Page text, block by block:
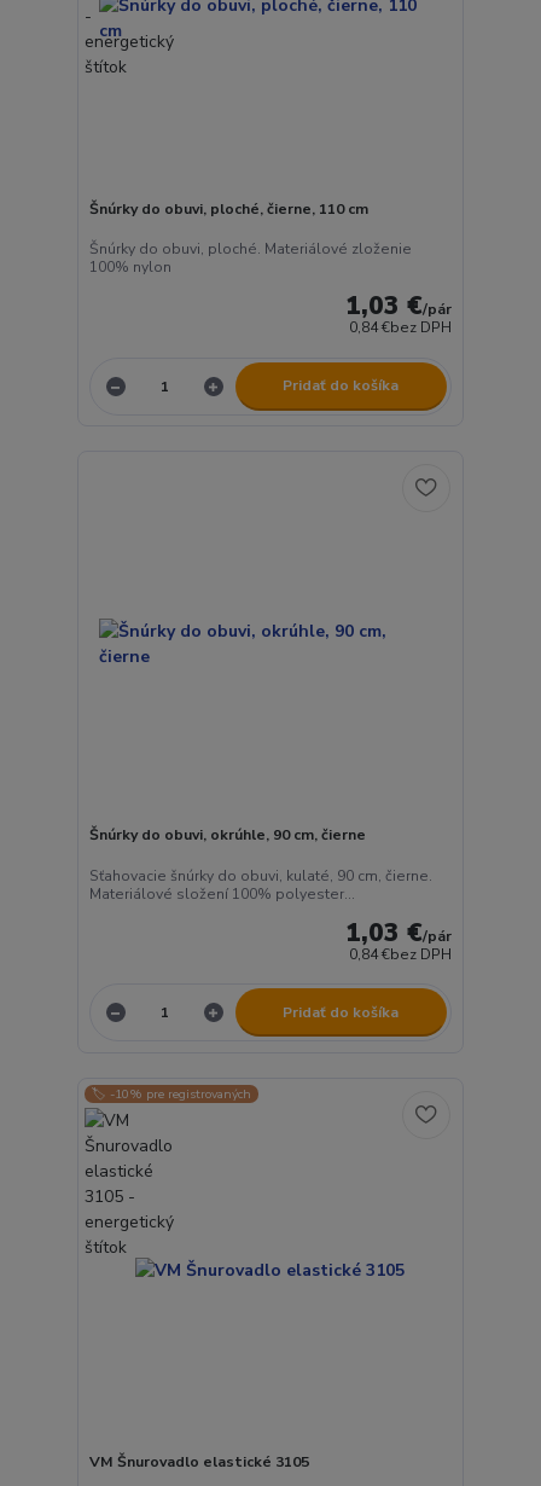
Šnúrky do obuvi, ploché, čierne, 110 cm
Šnúrky do obuvi, ploché. Materiálové zloženie
100% nylon
1,03 €/pár
0,84 €bez DPH
Pridať do košíka
Šnúrky do obuvi, okrúhle, 90 cm, čierne
Sťahovacie šnúrky do obuvi, kulaté, 90 cm, čierne.
Materiálové složení 100% polyester...
1,03 €/pár
0,84 €bez DPH
Pridať do košíka
🏷️ -10% pre registrovaných
VM Šnurovadlo elastické 3105